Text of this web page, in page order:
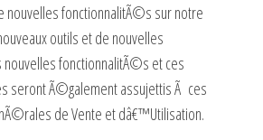
nouvelles fonctionnalitÃ©s sur notre
outils et de nouvelles
nouvelles fonctionnalitÃ©s et ces
seront Ã©galement assujettis Ã ces
de Vente et dâ€™Utilisation.